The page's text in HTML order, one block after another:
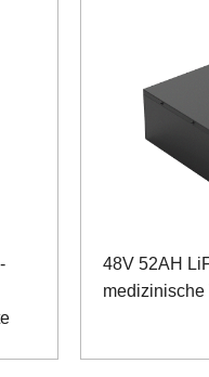
48V 52AH
medizinische